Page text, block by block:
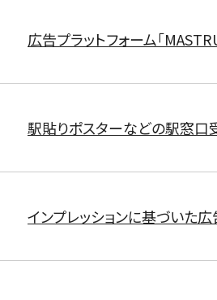
広告プラットフォーム「
駅貼りポスターなどの駅窓口
インプレッションに基づいた